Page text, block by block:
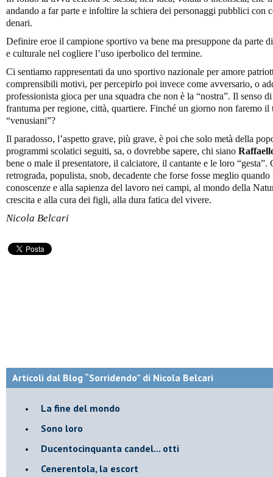
andando a far parte e infoltire la schiera dei personaggi pubblici con
denari.
Definire eroe il campione sportivo va bene ma presuppone da parte
e culturale nel cogliere l’uso iperbolico del termine.
Ci sentiamo rappresentati da uno sportivo nazionale per amore
comprensibili motivi, per percepirlo poi invece come avversario, o
professionista gioca per una squadra che non è la “nostra”. Il senso
frantuma per regione, città, quartiere. Finché un giorno non faremo il
“venusiani”?
Il paradosso, l’aspetto grave, più grave, è poi che solo metà della
programmi scolatici seguiti, sa, o dovrebbe sapere, chi siano
bene o male il presentatore, il calciatore, il cantante e le loro “gesta”.
retrograda, populista, snob, decadente che forse fosse meglio
conoscenze e alla sapienza del lavoro nei campi, al mondo della
crescita e alla cura dei figli, alla dura fatica del vivere.
Nicola Belcari
Articoli dal Blog “Sorridendo” di Nicola Belcari
La fine del mondo
Sono loro
Ducentocinquanta candel... otti
Cenerentola, la escort